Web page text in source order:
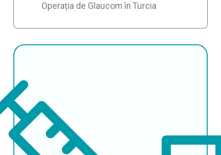
Operația de Glaucom în Turcia